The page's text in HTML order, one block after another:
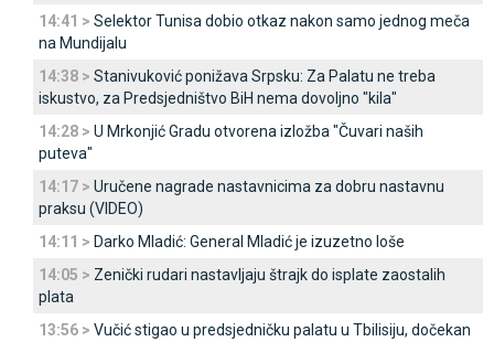
14:41 > Selektor Tunisa dobio otkaz nakon samo jednog meča
na Mundijalu
14:38 > Stanivuković ponižava Srpsku: Za Palatu ne treba
iskustvo, za Predsjedništvo BiH nema dovoljno "kila"
14:28 > U Mrkonjić Gradu otvorena izložba "Čuvari naših
puteva"
14:17 > Uručene nagrade nastavnicima za dobru nastavnu
praksu (VIDEO)
14:11 > Darko Mladić: General Mladić je izuzetno loše
14:05 > Zenički rudari nastavljaju štrajk do isplate zaostalih
plata
13:56 > Vučić stigao u predsjedničku palatu u Tbilisiju, dočekan